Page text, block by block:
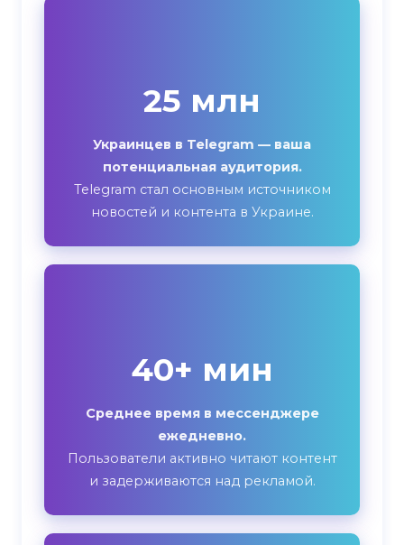
25 млн
Украинцев в Telegram — ваша
потенциальная аудитория.
Telegram стал основным источником
новостей и контента в Украине.
40+ мин
Среднее время в мессенджере
ежедневно.
Пользователи активно читают контент
и задерживаются над рекламой.